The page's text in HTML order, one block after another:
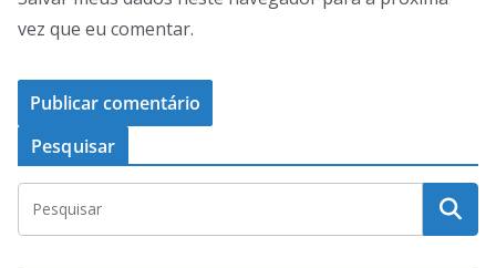
vez que eu comentar.
Pesquisar